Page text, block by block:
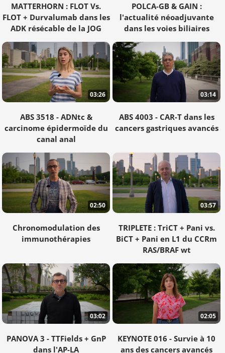
MATTERHORN : FLOT Vs.
FLOT + Durvalumab dans les
ADK résécable de la JOG
POLCA-GB & GAIN :
l'actualité néoadjuvante
dans les voies biliaires
03:26
ABS 3518 - ADNtc &
carcinome épidermoïde du
canal anal
03:14
ABS 4003 - CAR-T dans les
cancers gastriques avancés
02:50
Chronomodulation des
immunothérapies
03:57
TRIPLETE : TriCT + Pani vs.
BiCT + Pani en L1 du CCRm
RAS/BRAF wt
03:02
PANOVA 3 - TTFields + GnP
dans l'AP-LA
02:05
KEYNOTE 016 - Survie à 10
ans des cancers avancés